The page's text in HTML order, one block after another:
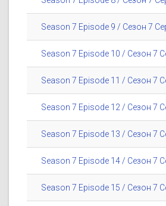
Season 7 Episode 9 / Сезон 7
Season 7 Episode 10 / Сезон 7
Season 7 Episode 11 / Сезон 7
Season 7 Episode 12 / Сезон 7
Season 7 Episode 13 / Сезон 7
Season 7 Episode 14 / Сезон 7
Season 7 Episode 15 / Сезон 7